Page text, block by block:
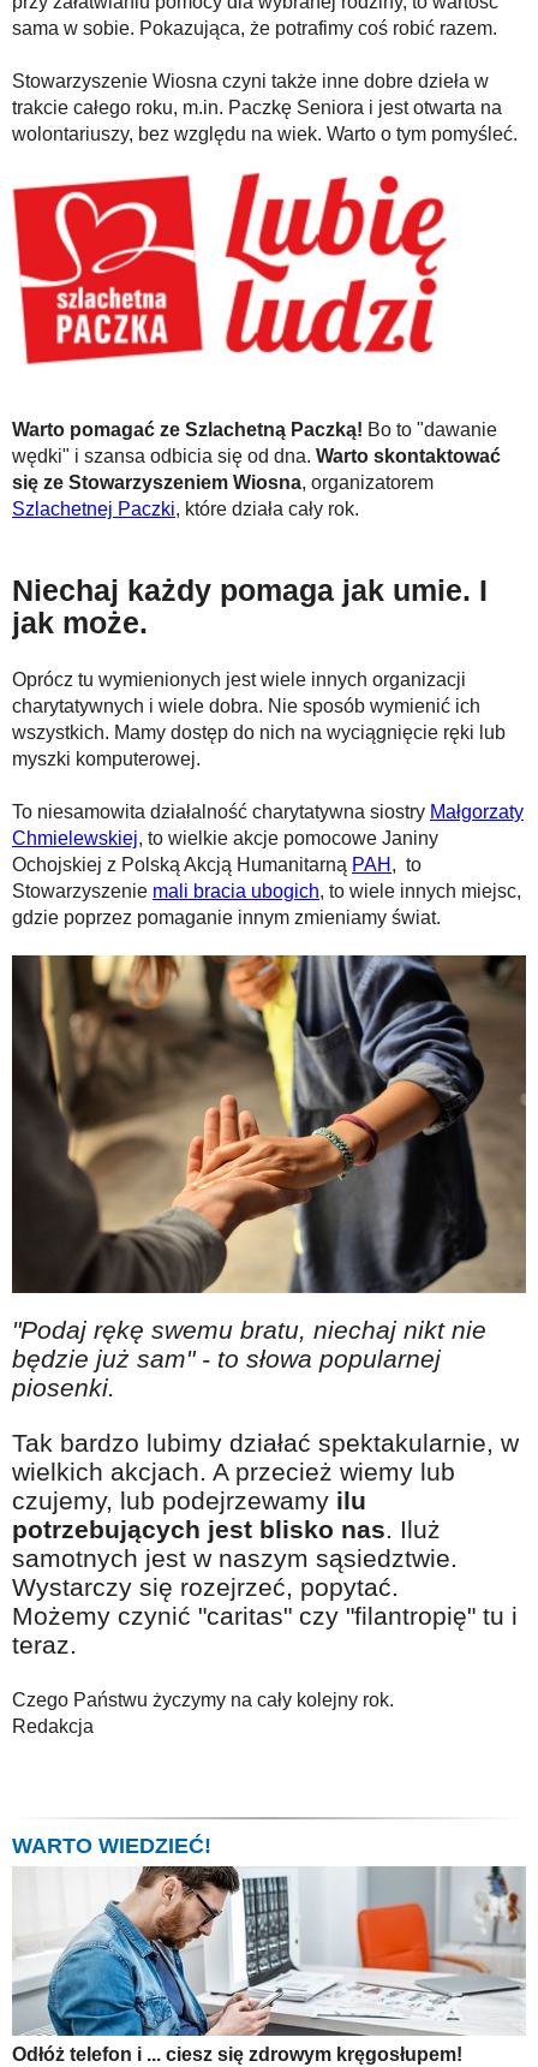
sama w sobie. Pokazująca, że potrafimy coś robić razem.
Stowarzyszenie Wiosna czyni także inne dobre dzieła w
trakcie całego roku, m.in. Paczkę Seniora i jest otwarta na
wolontariuszy, bez względu na wiek. Warto o tym pomyśleć.
Warto pomagać ze Szlachetną Paczką! Bo to "dawanie
wędki" i szansa odbicia się od dna. Warto skontaktować
się ze Stowarzyszeniem Wiosna, organizatorem
Szlachetnej Paczki, które działa cały rok.
Niechaj każdy pomaga jak umie. I
jak może.
Oprócz tu wymienionych jest wiele innych organizacji
charytatywnych i wiele dobra. Nie sposób wymienić ich
wszystkich. Mamy dostęp do nich na wyciągnięcie ręki lub
myszki komputerowej.
To niesamowita działalność charytatywna siostry Małgorzaty
Chmielewskiej, to wielkie akcje pomocowe Janiny
Ochojskiej z Polską Akcją Humanitarną PAH , to
Stowarzyszenie mali bracia ubogich, to wiele innych miejsc,
gdzie poprzez pomaganie innym zmieniamy świat.
"Podaj rękę swemu bratu, niechaj nikt nie
będzie już sam" - to słowa popularnej
piosenki.
Tak bardzo lubimy działać spektakularnie, w
wielkich akcjach. A przecież wiemy lub
czujemy, lub podejrzewamy ilu
potrzebujących jest blisko nas. Iluż
samotnych jest w naszym sąsiedztwie.
Wystarczy się rozejrzeć, popytać.
Możemy czynić "caritas" czy "filantropię" tu i
teraz.
Czego Państwu życzymy na cały kolejny rok.
Redakcja
WARTO WIEDZIEĆ!
Odłóż telefon i ... ciesz się zdrowym kręgosłupem!